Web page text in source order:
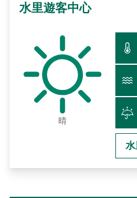
建築物公共安全申報案件
利益衝突迴避揭露專區
公共工程生態檢核專區
Français
España
水里遊客中心
晴